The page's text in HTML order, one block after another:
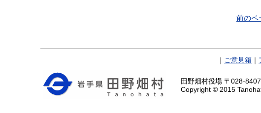
前のペ
ご意見箱
田野畑村役場 〒028-
Copyright © 2015